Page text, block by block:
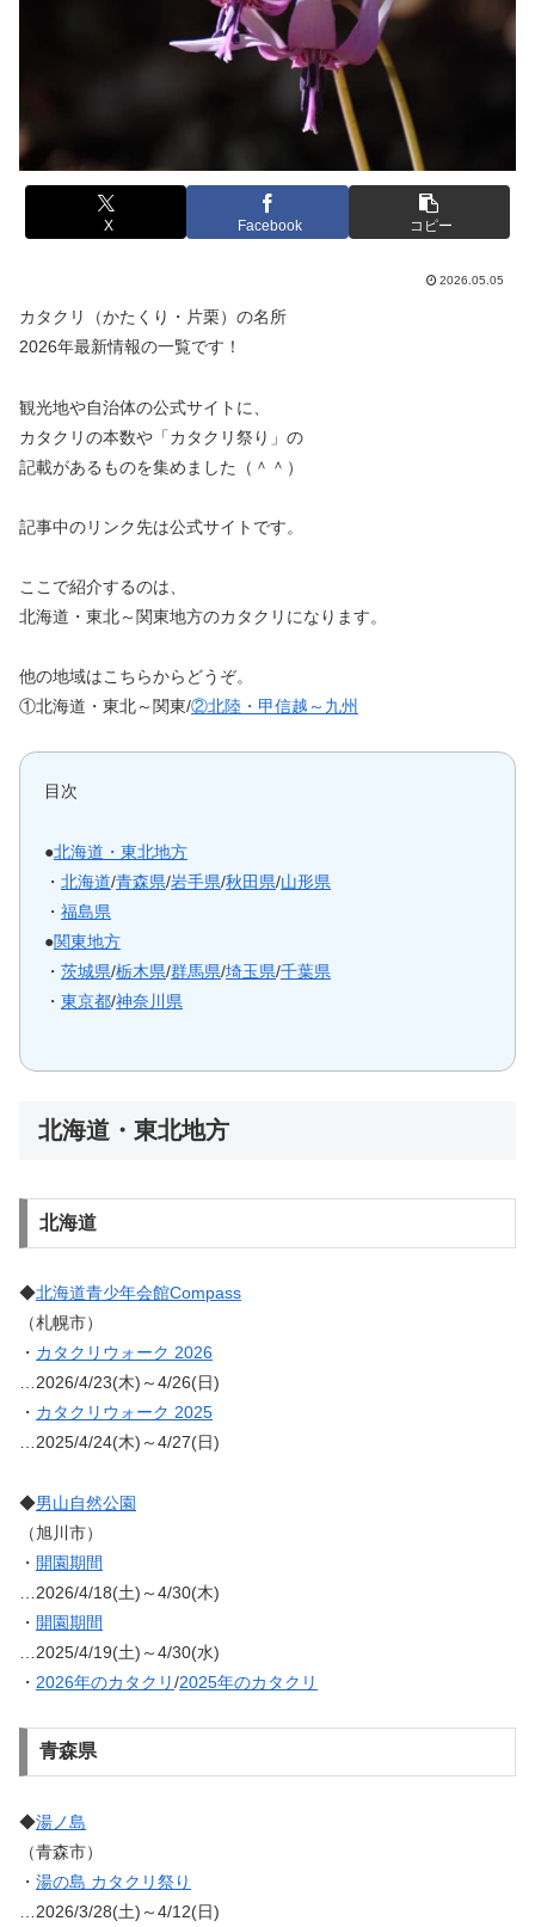
X Facebook コピー
2026.05.05
カタクリ（かたくり・片栗）の名所
2026年最新情報の一覧です！
観光地や自治体の公式サイトに、
カタクリの本数や「カタクリ祭り」の
記載があるものを集めました（＾＾）
記事中のリンク先は公式サイトです。
ここで紹介するのは、
北海道・東北～関東地方のカタクリになります。
他の地域はこちらからどうぞ。
①北海道・東北～関東/②北陸・甲信越～九州
目次
●北海道・東北地方
・ 北海道/青森県/岩手県/秋田県/山形県
・ 福島県
●関東地方
・ 茨城県/栃木県/群馬県/埼玉県/千葉県
・ 東京都/神奈川県
北海道・東北地方
北海道
◆北海道青少年会館Compass
（札幌市）
・ カタクリウォーク 2026
…2026/4/23(木)～4/26(日)
・ カタクリウォーク 2025
…2025/4/24(木)～4/27(日)
◆男山自然公園
（旭川市）
・ 開園期間
…2026/4/18(土)～4/30(木)
・ 開園期間
…2025/4/19(土)～4/30(水)
・ 2026年のカタクリ/2025年のカタクリ
青森県
◆湯ノ島
（青森市）
・ 湯の島 カタクリ祭り
…2026/3/28(土)～4/12(日)